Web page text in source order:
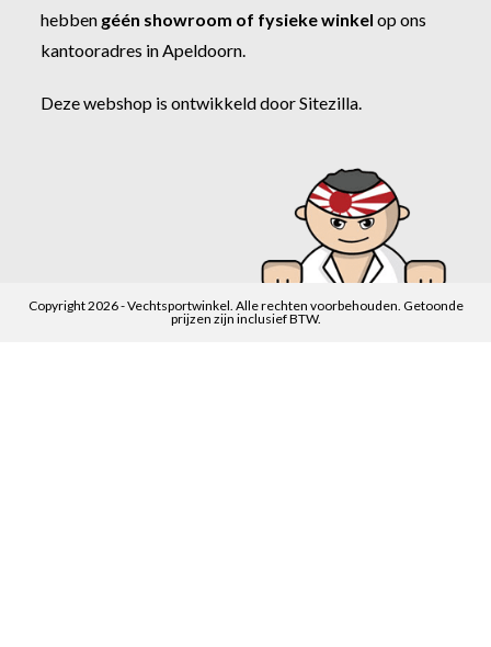
hebben géén showroom of fysieke winkel op ons
kantooradres in Apeldoorn.
Deze webshop is ontwikkeld doorSitezilla.
Copyright 2026 - Vechtsportwinkel. Alle rechten voorbehouden. Getoonde
prijzen zijn inclusief BTW.